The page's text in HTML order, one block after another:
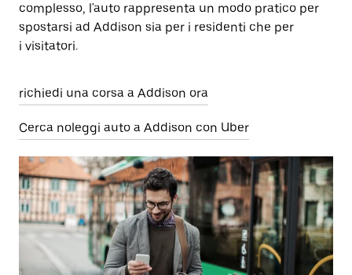
complesso, l'auto rappresenta un modo pratico per
spostarsi ad Addison sia per i residenti che per
i visitatori.
richiedi una corsa a Addison ora
Cerca noleggi auto a Addison con Uber